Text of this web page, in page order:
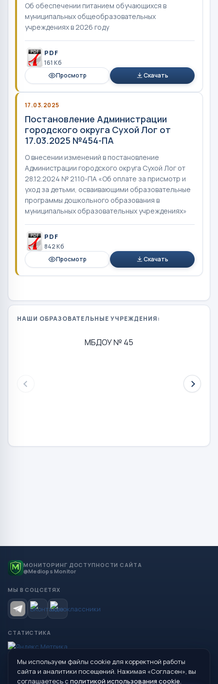
Об обеспечении питанием обучающихся в
муниципальных общеобразовательных
учреждениях в 2026 году
PDF
161 Кб
Просмотр
Скачать
17.03.2025
Постановление Администрации
городского округа Сухой Лог от
17.03.2025 №454-ПА
О внесении изменений в постановление
Администрации городского округа Сухой Лог от
28.12.2024 № 2110-ПА «Об оплате за присмотр и
уход за детьми, осваивающими образовательные
программы дошкольного образования в
муниципальных образовательных учреждениях»
PDF
842 Кб
Просмотр
Скачать
НАШИ ОБРАЗОВАТЕЛЬНЫЕ УЧРЕЖДЕНИЯ:
МБДОУ № 45
МОНИТОРИНГ ДОСТУПНОСТИ САЙТА
@Mediops Monitor
МЫ В СОЦСЕТЯХ
СТАТИСТИКА
© 2026 Управление образования Администрации МО
Сухой Лог
Мы используем файлы cookie для корректной работы
сайта и аналитики посещений. Нажимая «Согласен», вы
соглашаетесь с политикой использования cookie.